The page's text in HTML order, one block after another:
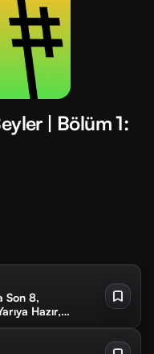
| Bölüm 1:
Son 8,
Hazır,